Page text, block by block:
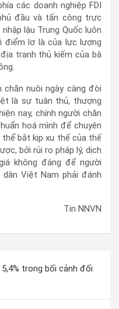
các doanh nghiệp FDI
đầu và tấn công trực
lậu Trung Quốc luôn
điểm lơ là của lực lượng
tranh thủ kiếm của bà
chăn nuôi ngày càng đòi
là sự tuân thủ, thượng
nay, chính người chăn
hoá mình để chuyên
thể bắt kịp xu thế của thế
bởi rủi ro pháp lý, dịch
không đáng để người
Việt Nam phải đánh
Tin NNVN
trong bối cảnh đối